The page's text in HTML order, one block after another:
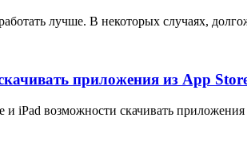
лучше. В некоторых случаях,
приложения из App
и iPad возможности скачивать